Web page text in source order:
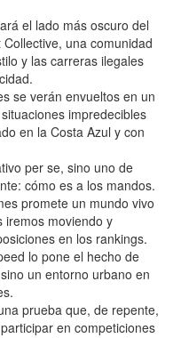
el lado más oscuro del
una comunidad
y las carreras ilegales
se verán envueltos en un
impredecibles
en la Costa Azul y con
per se, sino uno de
cómo es a los mandos.
promete un mundo vivo
iremos moviendo y
en los rankings.
lo pone el hecho de
un entorno urbano en
prueba que, de repente,
en competiciones